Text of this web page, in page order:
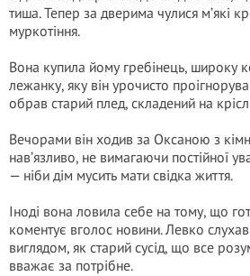
тиша. Тепер за дверима чулися м’які
муркотіння.
Вона купила йому гребінець, широку
лежанку, яку він урочисто
обрав старий плед, складений на
Вечорами він ходив за Оксаною з
нав’язливо, не вимагаючи постійної
— ніби дім мусить мати свідка життя.
Іноді вона ловила себе на тому, що
коментує вголос новини. Левко
виглядом, як старий сусід, що все
вважає за потрібне.